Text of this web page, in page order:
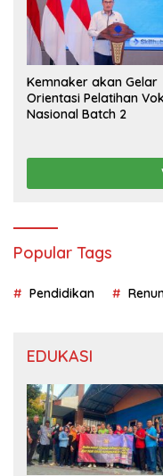
Kemnaker akan Gelar
Orientasi Pelatihan
Nasional Batch 2
Popular Tags
Pendidikan
EDUKASI